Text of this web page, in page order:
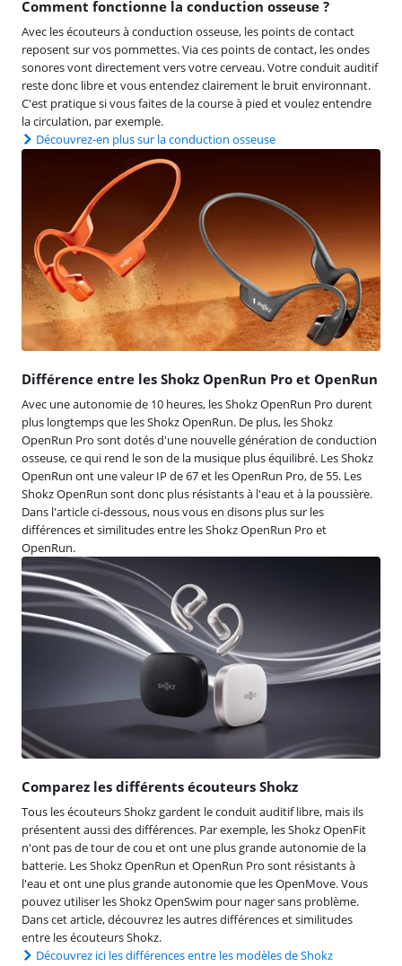
Comment fonctionne la conduction osseuse ?
Avec les écouteurs à conduction osseuse, les points de contact
reposent sur vos pommettes. Via ces points de contact, les ondes
sonores vont directement vers votre cerveau. Votre conduit auditif
reste donc libre et vous entendez clairement le bruit environnant.
C'est pratique si vous faites de la course à pied et voulez entendre
la circulation, par exemple.
Découvrez-en plus sur la conduction osseuse
Différence entre les Shokz OpenRun Pro et OpenRun
Avec une autonomie de 10 heures, les Shokz OpenRun Pro durent
plus longtemps que les Shokz OpenRun. De plus, les Shokz
OpenRun Pro sont dotés d'une nouvelle génération de conduction
osseuse, ce qui rend le son de la musique plus équilibré. Les Shokz
OpenRun ont une valeur IP de 67 et les OpenRun Pro, de 55. Les
Shokz OpenRun sont donc plus résistants à l'eau et à la poussière.
Dans l'article ci-dessous, nous vous en disons plus sur les
différences et similitudes entre les Shokz OpenRun Pro et
OpenRun.
Comparez les différents écouteurs Shokz
Tous les écouteurs Shokz gardent le conduit auditif libre, mais ils
présentent aussi des différences. Par exemple, les Shokz OpenFit
n'ont pas de tour de cou et ont une plus grande autonomie de la
batterie. Les Shokz OpenRun et OpenRun Pro sont résistants à
l'eau et ont une plus grande autonomie que les OpenMove. Vous
pouvez utiliser les Shokz OpenSwim pour nager sans problème.
Dans cet article, découvrez les autres différences et similitudes
entre les écouteurs Shokz.
Découvrez ici les différences entre les modèles de Shokz